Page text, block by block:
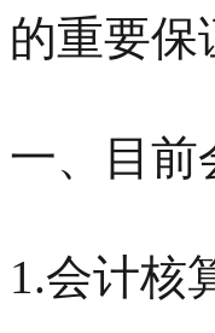
的重要保
一、目前
1.会计核